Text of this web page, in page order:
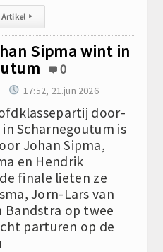
Artikel ▸
Sipma wint in
0
17:52, 21.jun 2026
door-
Scharnegoutum is
Johan Sipma,
en Hendrik
finale lieten ze
Jorn-Lars van
Bandstra op twee
parturen op de